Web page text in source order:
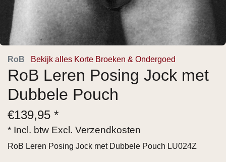
RoB Bekijk alles Korte Broeken & Ondergoed
RoB Leren Posing Jock met
Dubbele Pouch
€139,95 *
* Incl. btw Excl. Verzendkosten
RoB Leren Posing Jock met Dubbele Pouch LU024Z